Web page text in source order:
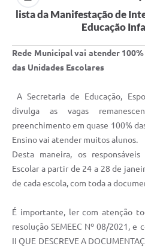
Cemitérios
Arquivos para Download
Galeria de Vídeos
Projetos
Participe mais
Editais
Telefones Úteis
lista da Manifestação de
Educação
Rede Municipal vai atender
das Unidades Escolares
A Secretaria de Educação,
divulga as vagas
preenchimento em quase 100%
Ensino vai atender muitos alunos.
Desta maneira, os
Escolar a partir de 24 a 28 de
de cada escola, com toda a
É importante, ler com atenção
resolução SEMEEC Nº 08/2021, e
II QUE DESCREVE A